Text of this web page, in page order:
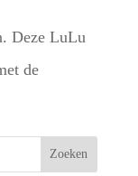
Deze LuLu
de